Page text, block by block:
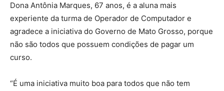
Dona Antônia Marques, 67 anos, é a aluna mais
experiente da turma de Operador de Computador e
agradece a iniciativa do Governo de Mato Grosso, porque
não são todos que possuem condições de pagar um
curso.
“É uma iniciativa muito boa para todos que não tem